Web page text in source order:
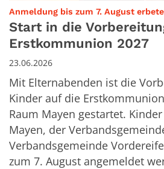
Anmeldung bis zum 7. August
Start in die
Erstkommunion 2027
23.06.2026
Mit Elternabenden ist die
Kinder auf die
Raum Mayen gestartet.
Mayen, der
Verbandsgemeinde
zum 7. August angemeldet